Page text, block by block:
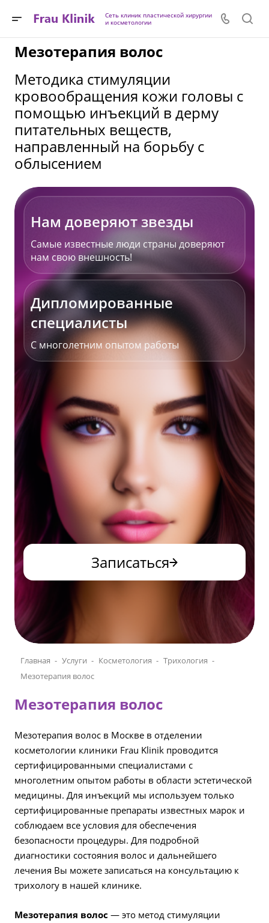
Сеть клиник пластической хирургии
и косметологии
Мезотерапия волос
Методика стимуляции
кровообращения кожи головы с
помощью инъекций в дерму
питательных веществ,
направленный на борьбу с
облысением
Нам доверяют звезды
Самые известные люди страны доверяют
нам свою внешность!
Дипломированные
специалисты
С многолетним опытом работы
Записаться
Главная Услуги Косметология
Трихология
Мезотерапия волос
Мезотерапия волос
Мезотерапия волос в Москве в отделении
косметологии клиники Frau Klinik проводится
сертифицированными специалистами с
многолетним опытом работы в области эстетической
медицины. Для инъекций мы используем только
сертифицированные препараты известных марок и
соблюдаем все условия для обеспечения
безопасности процедуры. Для подробной
диагностики состояния волос и дальнейшего
лечения Вы можете записаться на консультацию к
трихологу в нашей клинике.
Мезотерапия волос — это метод стимуляции